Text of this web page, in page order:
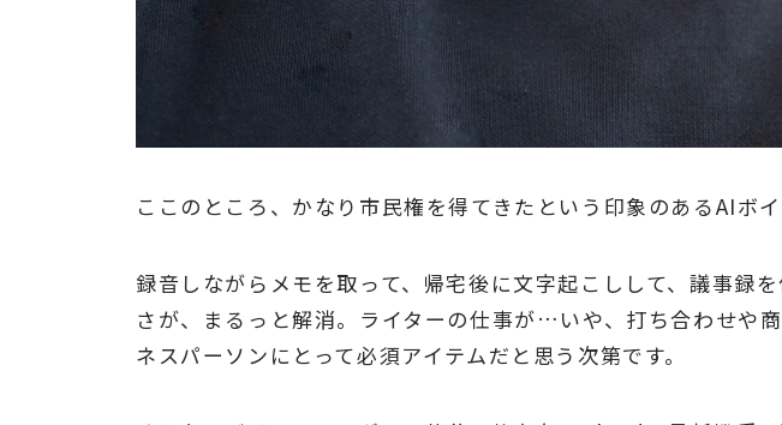
ここのところ、かなり市民権を得てきたという印象のあるAIボイ
録音しながらメモを取って、帰宅後に文字起こしして、議事録
さが、まるっと解消。ライターの仕事が…いや、打ち合わせや
ネスパーソンにとって必須アイテムだと思う次第です。